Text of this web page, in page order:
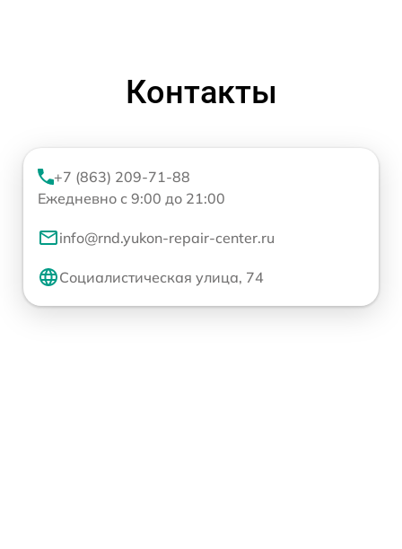
Контакты
+7 (863) 209-71-88
Ежедневно с 9:00 до 21:00
info@rnd.yukon-repair-center.ru
Социалистическая улица, 74